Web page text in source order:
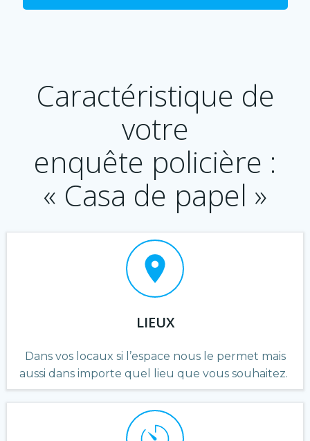
Caractéristique de
votre
enquête policière :
« Casa de papel »
LIEUX
Dans vos locaux si l’espace nous le permet mais
aussi dans importe quel lieu que vous souhaitez.